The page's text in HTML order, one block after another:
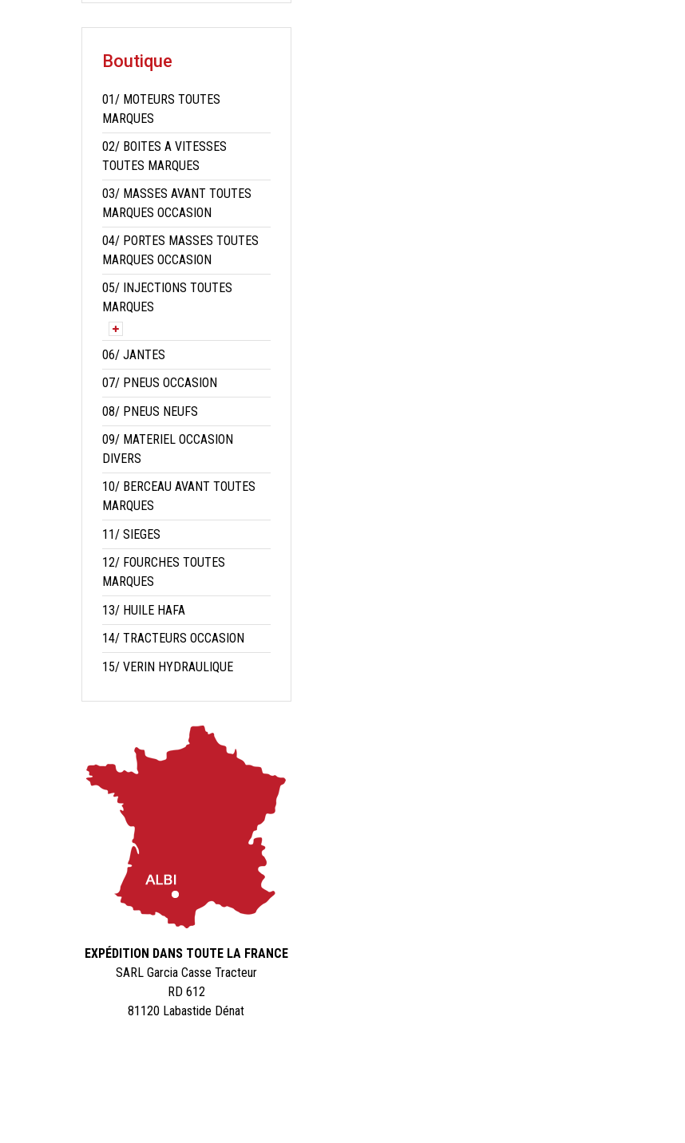
Boutique
01/ MOTEURS TOUTES
MARQUES
02/ BOITES A VITESSES
TOUTES MARQUES
03/ MASSES AVANT TOUTES
MARQUES OCCASION
04/ PORTES MASSES TOUTES
MARQUES OCCASION
05/ INJECTIONS TOUTES
MARQUES
06/ JANTES
07/ PNEUS OCCASION
08/ PNEUS NEUFS
09/ MATERIEL OCCASION
DIVERS
10/ BERCEAU AVANT TOUTES
MARQUES
11/ SIEGES
12/ FOURCHES TOUTES
MARQUES
13/ HUILE HAFA
14/ TRACTEURS OCCASION
15/ VERIN HYDRAULIQUE
EXPÉDITION DANS TOUTE LA FRANCE
SARL Garcia Casse Tracteur
RD 612
81120 Labastide Dénat